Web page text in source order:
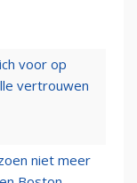
voor op
vertrouwen
niet meer